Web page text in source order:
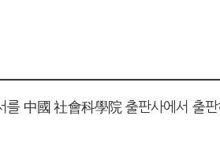
中國 社會科學院 출판사에서 출